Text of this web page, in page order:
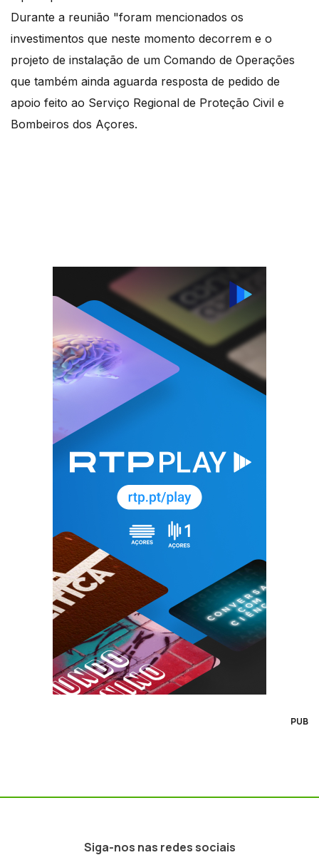
Durante a reunião "foram mencionados os
investimentos que neste momento decorrem e o
projeto de instalação de um Comando de Operações
que também ainda aguarda resposta de pedido de
apoio feito ao Serviço Regional de Proteção Civil e
Bombeiros dos Açores.
PUB
Siga-nos nas redes sociais